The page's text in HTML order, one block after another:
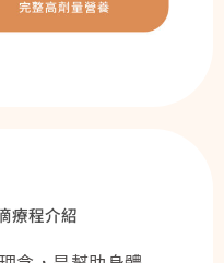
療程介紹